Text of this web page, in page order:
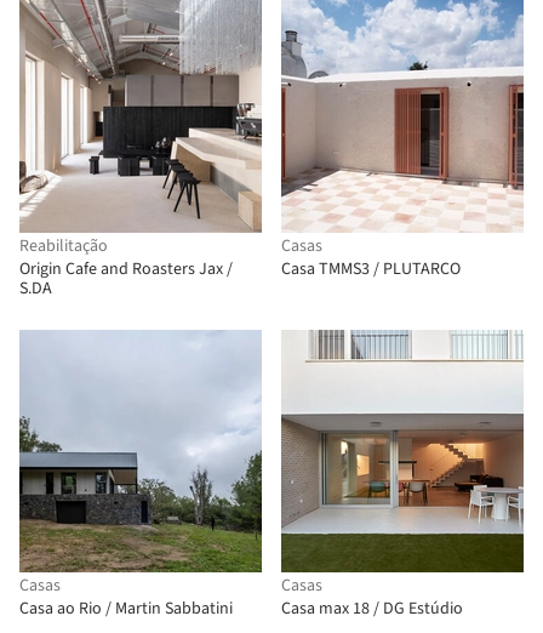
Reabilitação
Origin Cafe and Roasters Jax /
S.DA
Casas
Casa TMMS3 / PLUTARCO
Casas
Casa ao Rio / Martin Sabbatini
Casas
Casa max 18 / DG Estúdio